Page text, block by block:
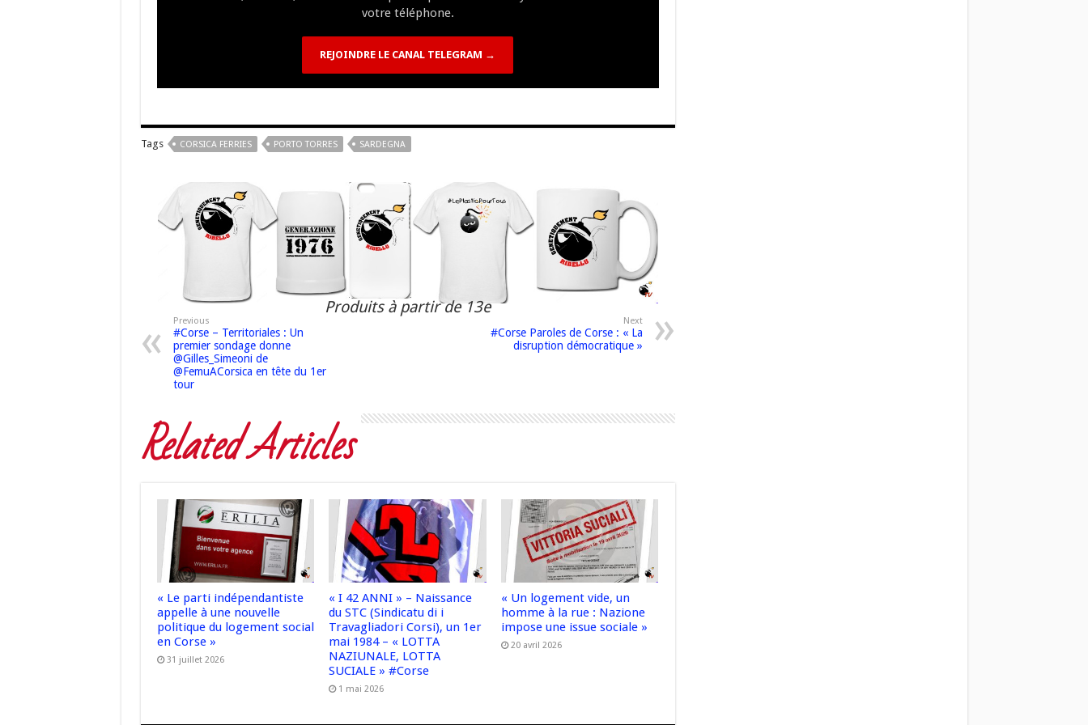
at
k
votre téléphone.
REJOINDRE LE CANAL TELEGRAM →
Tags CORSICA FERRIES PORTO TORRES SARDEGNA
Produits à partir de 13e
Previous
#Corse – Territoriales : Un
premier sondage donne
@Gilles_Simeoni de
@FemuACorsica en tête du 1er
tour
Next
#Corse Paroles de Corse : « La
disruption démocratique »
Related Articles
« Le parti indépendantiste
appelle à une nouvelle
politique du logement social
en Corse »
31 juillet 2026
« I 42 ANNI » – Naissance
du STC (Sindicatu di i
Travagliadori Corsi), un 1er
mai 1984 – « LOTTA
NAZIUNALE, LOTTA
SUCIALE » #Corse
1 mai 2026
« Un logement vide, un
homme à la rue : Nazione
impose une issue sociale »
20 avril 2026